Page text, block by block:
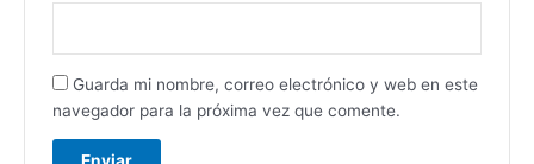
Guarda mi nombre, correo electrónico y web en este
navegador para la próxima vez que comente.